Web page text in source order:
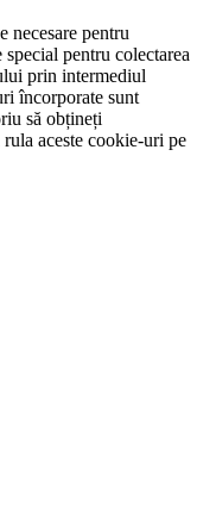
necesare pentru
pentru colectarea
prin intermediul
încorporate sunt
să obțineți
aceste cookie-uri pe